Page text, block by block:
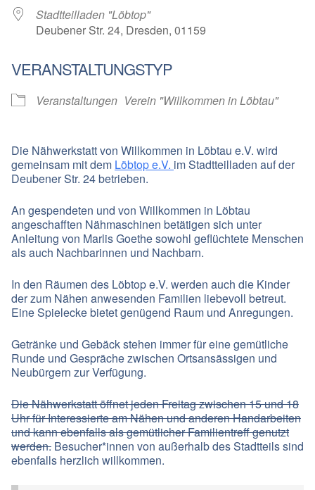
Stadtteilladen "Löbtop"
Deubener Str. 24, Dresden, 01159
VERANSTALTUNGSTYP
Veranstaltungen Verein "Willkommen in Löbtau"
Die Nähwerkstattvon Willkommen in Löbtau e.V. wird
gemeinsam mit dem Löbtop e.V. im Stadtteilladen auf der
Deubener Str. 24 betrieben.
An gespendeten und von Willkommen in Löbtau
angeschafften Nähmaschinen betätigen sich unter
Anleitung von Marlis Goethe sowohl geflüchtete Menschen
als auch Nachbarinnen und Nachbarn.
In den Räumen des Löbtop e.V. werden auch die Kinder
der zum Nähen anwesenden Familien liebevoll betreut.
Eine Spielecke bietet genügend Raum und Anregungen.
Getränke und Gebäck stehen immer für eine gemütliche
Runde und Gespräche zwischen Ortsansässigen und
Neubürgern zur Verfügung.
DieNähwerkstattöffnet jeden Freitag zwischen 15 und 18
Uhr für Interessierte am Nähen und anderen Handarbeiten
und kann ebenfalls als gemütlicher Familientreff genutzt
werden. Besucher*innen von außerhalb des Stadtteils sind
ebenfalls herzlich willkommen.